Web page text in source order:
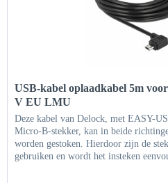
USB-kabel oplaadkabel 5m
V EU LMU
Deze kabel van Delock, met EASY-
Micro-B-stekker, kan in beide
worden gestoken. Hierdoor zijn de
gebruiken en wordt het insteken